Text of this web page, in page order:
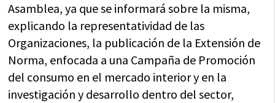
Asamblea, ya que se informará sobre la misma,
explicando la representatividad de las
Organizaciones, la publicación de la Extensión de
Norma, enfocada a una Campaña de Promoción
del consumo en el mercado interior y en la
investigación y desarrollo dentro del sector,